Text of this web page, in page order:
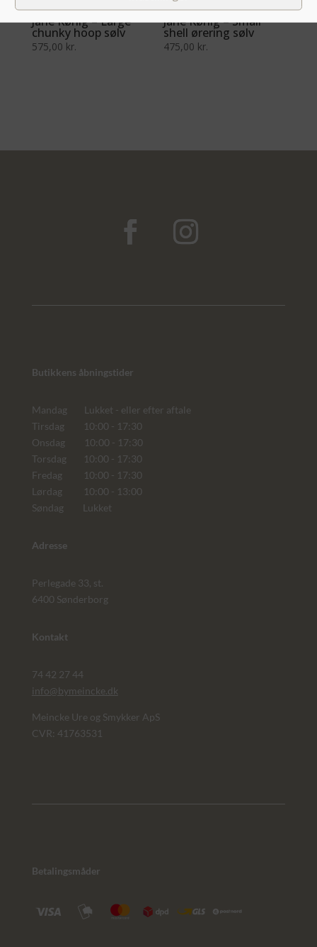
Jane Kønig – Large
chunky hoop sølv
575,00 kr.
Jane Kønig – Small
shell ørering sølv
475,00 kr.
Butikkens åbningstider
Mandag Lukket - eller efter aftale
Tirsdag 10:00 - 17:30
Onsdag 10:00 - 17:30
Torsdag 10:00 - 17:30
Fredag 10:00 - 17:30
Lørdag 10:00 - 13:00
Søndag Lukket
Adresse
Perlegade 33, st.
6400 Sønderborg
Kontakt
74 42 27 44
info@bymeincke.dk
Meincke Ure og Smykker ApS
CVR: 41763531
Betalingsmåder